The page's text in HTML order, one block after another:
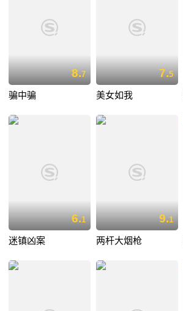
8.7
骗中骗
7.5
美女如我
6.1
迷镇凶案
9.1
两杆大烟枪